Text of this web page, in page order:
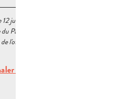
juin 2026 à 16:18
Pays d’Aubagne et de l’Étoile
l'offre :
une erreur